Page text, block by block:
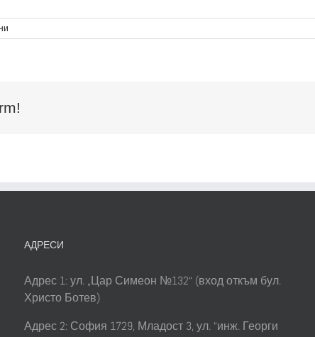
news_39
АДРЕСИ
Адрес 1: ул. „Цар Симеон №132“ (вход откъм бул.
Христо Ботев)
Адрес 2: София 1729, Младост 3, ул. “инж. Георги